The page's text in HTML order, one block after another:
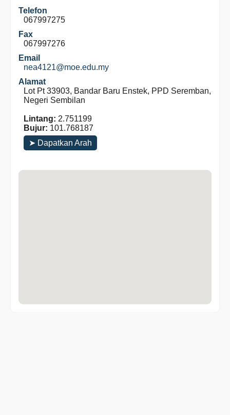
Telefon
067997275
Fax
067997276
Email
nea4121@moe.edu.my
Alamat
Lot Pt 33903, Bandar Baru Enstek, PPD Seremban,
Negeri Sembilan
Lintang: 2.751199
Bujur: 101.768187
➤ Dapatkan Arah